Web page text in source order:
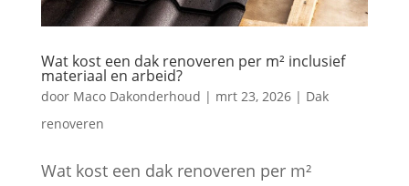
Wat kost een dak renoveren per m² inclusief
materiaal en arbeid?
door Maco Dakonderhoud | mrt 23, 2026| Dak
renoveren
Wat kost een dak renoveren per m²